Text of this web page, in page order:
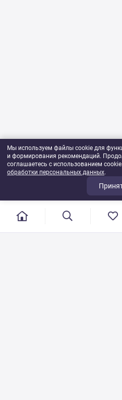
Мы используем файлы cookie для
и формирования рекомендаций.
соглашаетесь с использованием
обработки персональных данных.